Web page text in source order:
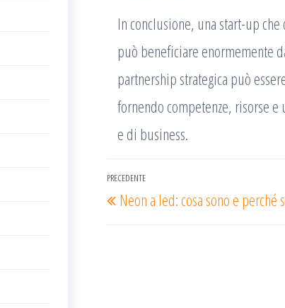
In conclusione, una start-up
può beneficiare enormemente
partnership strategica può
fornendo competenze, risorse
e di business.
Navigazione
articoli
Articolo
precedente
PRECEDENTE
Neon a led: cosa sono e perché